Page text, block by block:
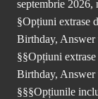
septembrie
§Opțiuni extrase
Birthday, Answer
§§Opțiuni
Birthday, Answer
§§§Opțiunile